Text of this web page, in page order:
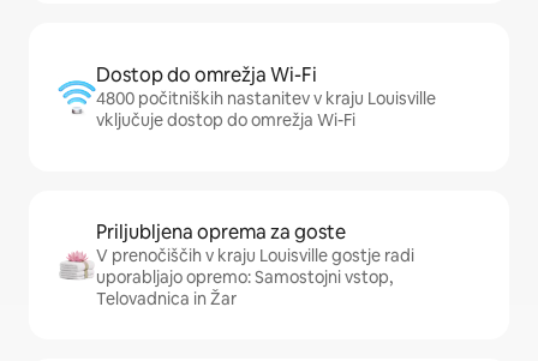
Dostop do omrežja Wi-Fi
4800 počitniških nastanitev v kraju Louisville
vključuje dostop do omrežja Wi-Fi
Priljubljena oprema za goste
V prenočiščih v kraju Louisville gostje radi
uporabljajo opremo: Samostojni vstop,
Telovadnica in Žar